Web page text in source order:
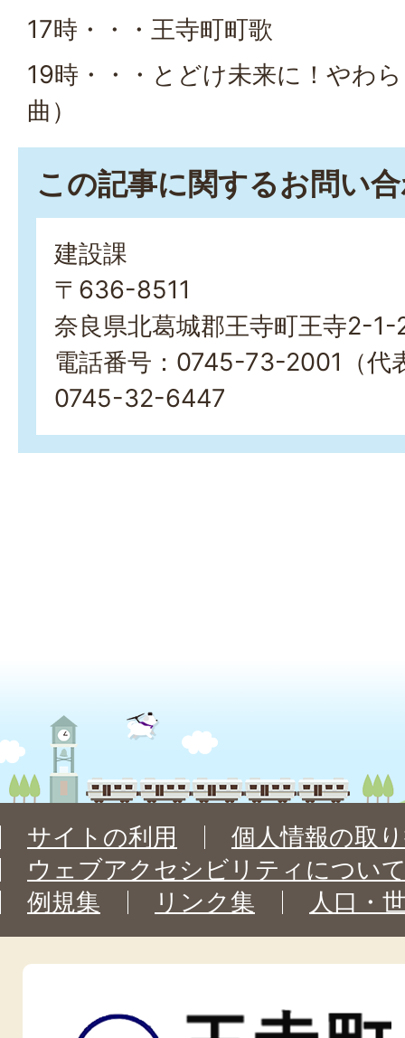
17時・・・王寺町町歌
19時・・・とどけ未来に！やわ
曲）
この記事に関するお問い
建設課
〒636-8511
奈良県北葛城郡王寺町王寺2-
電話番号：0745-73-2001（
0745-32-6447
サイトの利用
個人情報の取
ウェブアクセシビリティについ
例規集
リンク集 人口・
王